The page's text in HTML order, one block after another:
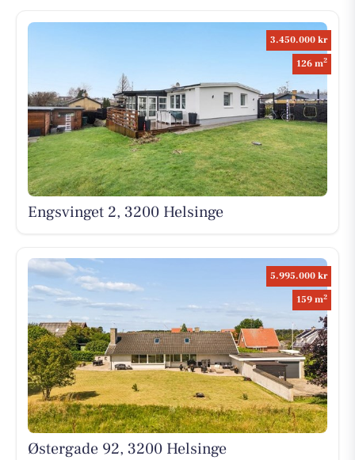
3.450.000 kr
126 m2
Engsvinget 2, 3200 Helsinge
5.995.000 kr
159 m2
Østergade 92, 3200 Helsinge